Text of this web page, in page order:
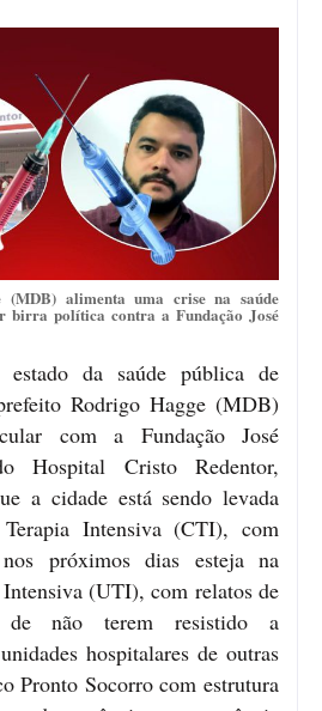
(MDB) alimenta uma crise na saúde
birra política contra a Fundação José
da saúde pública de
Rodrigo Hagge (MDB)
com a Fundação José
Hospital Cristo Redentor,
a cidade está sendo levada
Intensiva (CTI), com
próximos dias esteja na
(UTI), com relatos de
de não terem resistido a
hospitalares de outras
Pronto Socorro com estrutura